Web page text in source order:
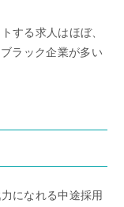
する求人はほぼ、
ラック企業が多い
になれる中途採用